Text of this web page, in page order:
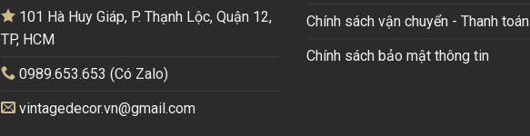
101 Hà Huy Giáp, P. Thạnh Lộc, Quận 12,
TP, HCM
0989.653.653 (Có Zalo)
vintagedecor.vn@gmail.com
Chính sách vận chuyển - Thanh toán
Chính sách bảo mật thông tin